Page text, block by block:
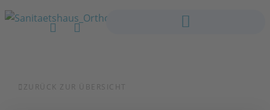
ZURÜCK ZUR ÜBERSICHT